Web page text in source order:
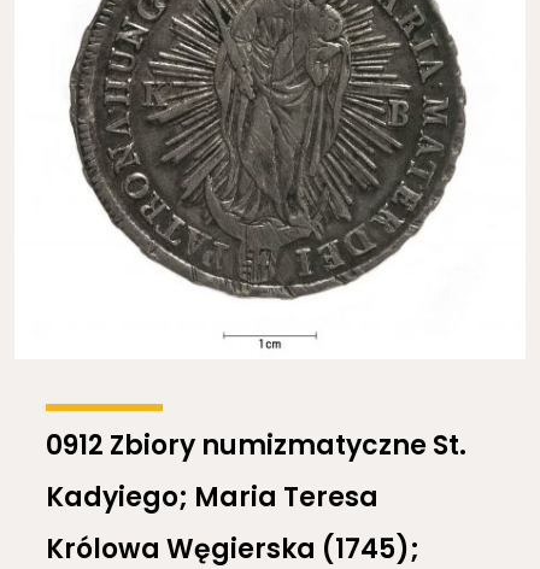
0912 Zbiory numizmatyczne St.
Kadyiego; Maria Teresa
Królowa Węgierska (1745);